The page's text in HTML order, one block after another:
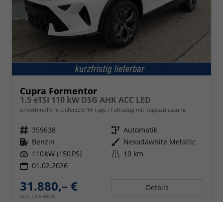
Cupra Formentor
1.5 eTSI 110 kW DSG AHK ACC LED
unverbindliche Lieferzeit: 14 Tage Fahrzeug mit Tageszulassung
Fahrzeugnr. 359638 Getriebe Automatik
Kraftstoff Benzin Außenfarbe Nevadawhite Metallic
Leistung 110 kW (150 PS) Kilometerstand 10 km
01.02.2026
31.880,– €
incl. 19% MwSt.
Details